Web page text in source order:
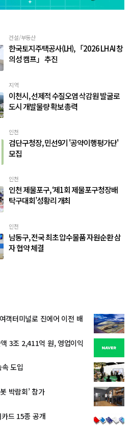
건설/부동산
한국토지주택공사(LH), 「2026 LH AI 창
의성 캠프」 추진
지역
이천시, 선제적 수질오염 삭감원 발굴로
도시 개발물량 확보 총력
인천
검단구청장, 민선9기 '공약이행평가단'
모집
인천
인천 제물포구, ‘제1회 제물포구청장배
탁구대회’성황리 개최
인천
남동구, 전국 최초 압수물품 자원순환 삼
자 협약 체결
객터미널로 진에어 이전 배
3조 2,411억 원, 영업이익
도입
박람회’ 참가
드 15종 공개